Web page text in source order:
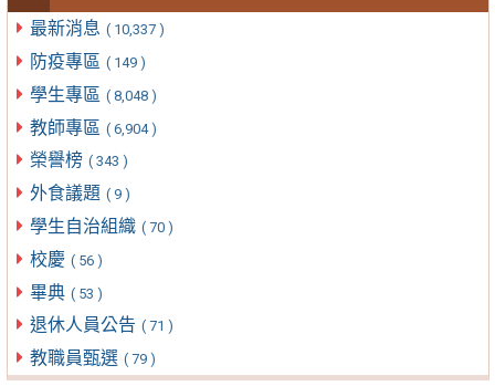
最新消息 ( 10,337 )
防疫專區 ( 149 )
學生專區 ( 8,048 )
教師專區 ( 6,904 )
榮譽榜 ( 343 )
外食議題 ( 9 )
學生自治組織 ( 70 )
校慶 ( 56 )
畢典 ( 53 )
退休人員公告 ( 71 )
教職員甄選 ( 79 )